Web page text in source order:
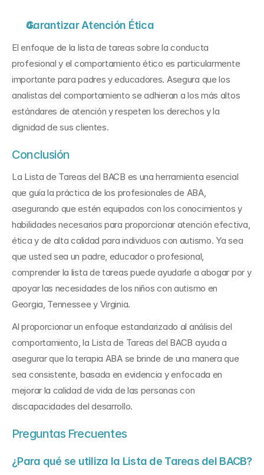
Garantizar Atención Ética
El enfoque de la lista de tareas sobre la conducta
profesional y el comportamiento ético es particularmente
importante para padres y educadores. Asegura que los
analistas del comportamiento se adhieran a los más altos
estándares de atención y respeten los derechos y la
dignidad de sus clientes.
Conclusión
La Lista de Tareas del BACB es una herramienta esencial
que guía la práctica de los profesionales de ABA,
asegurando que estén equipados con los conocimientos y
habilidades necesarios para proporcionar atención efectiva,
ética y de alta calidad para individuos con autismo. Ya sea
que usted sea un padre, educador o profesional,
comprender la lista de tareas puede ayudarle a abogar por y
apoyar las necesidades de los niños con autismo en
Georgia, Tennessee y Virginia.
Al proporcionar un enfoque estandarizado al análisis del
comportamiento, la Lista de Tareas del BACB ayuda a
asegurar que la terapia ABA se brinde de una manera que
sea consistente, basada en evidencia y enfocada en
mejorar la calidad de vida de las personas con
discapacidades del desarrollo.
Preguntas Frecuentes
¿Para qué se utiliza la Lista de Tareas del BACB?